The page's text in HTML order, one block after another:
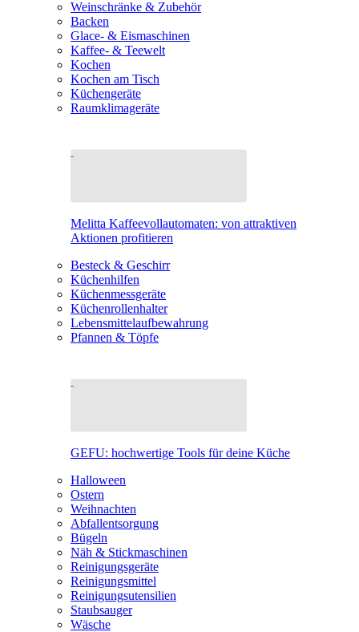
Weinschränke & Zubehör
Backen
Glace- & Eismaschinen
Kaffee- & Teewelt
Kochen
Kochen am Tisch
Küchengeräte
Raumklimageräte
Melitta Kaffeevollautomaten: von attraktiven
Aktionen profitieren
Besteck & Geschirr
Küchenhilfen
Küchenmessgeräte
Küchenrollenhalter
Lebensmittelaufbewahrung
Pfannen & Töpfe
GEFU: hochwertige Tools für deine Küche
Halloween
Ostern
Weihnachten
Abfallentsorgung
Bügeln
Näh & Stickmaschinen
Reinigungsgeräte
Reinigungsmittel
Reinigungsutensilien
Staubsauger
Wäsche